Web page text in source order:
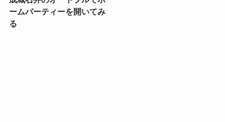
ームパーティーを開いてみ
る